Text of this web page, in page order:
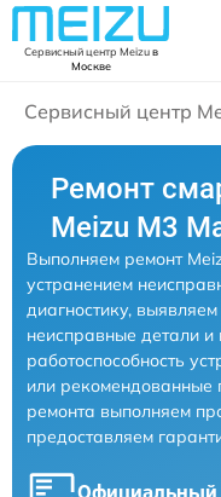
Сервисный центр Meizuв
Москве
Сервисный центр
Ремонт
Meizu M3
Выполняем ремонт
устранением
диагностику,
неисправные детали и
работоспособность
или рекомендованные
ремонта выполняем
предоставляем
Официальный